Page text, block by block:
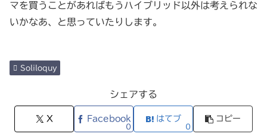
マを買うことがあればもうハイブリッド以外は考えられな
いかなあ、と思っていたりします。
Soliloquy
シェアする
X Facebook
0
はてブ
0
コピー